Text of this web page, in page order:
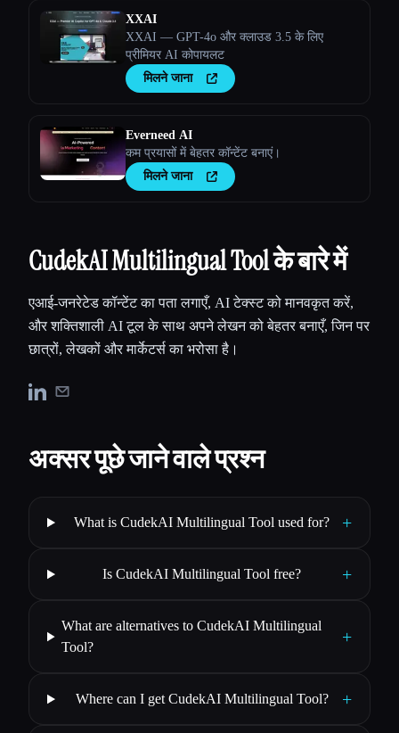
XXAI
XXAI — GPT-4o और क्लाउड 3.5 के लिए
प्रीमियर AI कोपायलट
मिलने जाना
Everneed AI
कम प्रयासों में बेहतर कॉन्टेंट बनाएं।
मिलने जाना
CudekAI Multilingual Tool के बारे में
एआई-जनरेटेड कॉन्टेंट का पता लगाएँ, AI टेक्स्ट को मानवकृत करें,
और शक्तिशाली AI टूल के साथ अपने लेखन को बेहतर बनाएँ, जिन पर
छात्रों, लेखकों और मार्केटर्स का भरोसा है।
अक्सर पूछे जाने वाले प्रश्न
What is CudekAI Multilingual Tool used for? +
Is CudekAI Multilingual Tool free? +
What are alternatives to CudekAI Multilingual
Tool?
+
Where can I get CudekAI Multilingual Tool? +